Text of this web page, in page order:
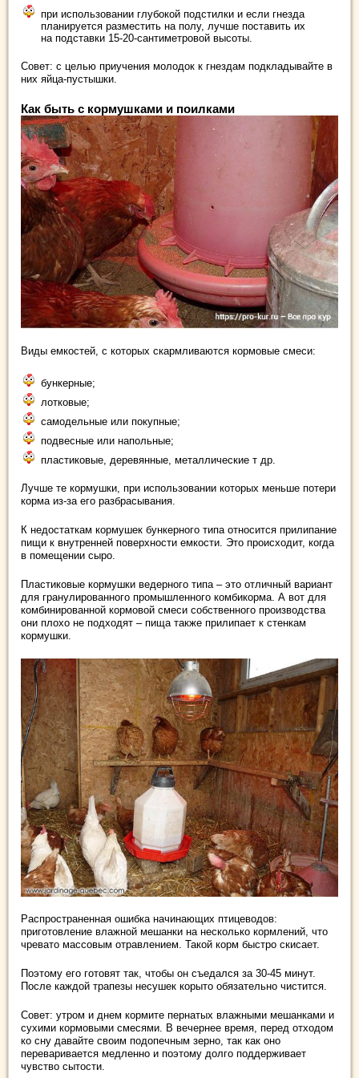
при использовании глубокой подстилки и если гнезда
планируется разместить на полу, лучше поставить их
на подставки 15-20-сантиметровой высоты.
Совет: с целью приучения молодок к гнездам подкладывайте в
них яйца-пустышки.
Как быть с кормушками и поилками
Виды емкостей, с которых скармливаются кормовые смеси:
бункерные;
лотковые;
самодельные или покупные;
подвесные или напольные;
пластиковые, деревянные, металлические т др.
Лучше те кормушки, при использовании которых меньше потери
корма из-за его разбрасывания.
К недостаткам кормушек бункерного типа относится прилипание
пищи к внутренней поверхности емкости. Это происходит, когда
в помещении сыро.
Пластиковые кормушки ведерного типа – это отличный вариант
для гранулированного промышленного комбикорма. А вот для
комбинированной кормовой смеси собственного производства
они плохо не подходят – пища также прилипает к стенкам
кормушки.
Распространенная ошибка начинающих птицеводов:
приготовление влажной мешанки на несколько кормлений, что
чревато массовым отравлением. Такой корм быстро скисает.
Поэтому его готовят так, чтобы он съедался за 30-45 минут.
После каждой трапезы несушек корыто обязательно чистится.
Совет: утром и днем кормите пернатых влажными мешанками и
сухими кормовыми смесями. В вечернее время, перед отходом
ко сну давайте своим подопечным зерно, так как оно
переваривается медленно и поэтому долго поддерживает
чувство сытости.